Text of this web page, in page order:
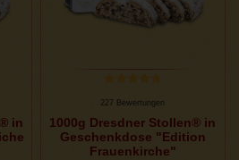
in
227 Bewertungen
1000g Dresdner Stollen® in
Geschenkdose "Edition
Frauenkirche"